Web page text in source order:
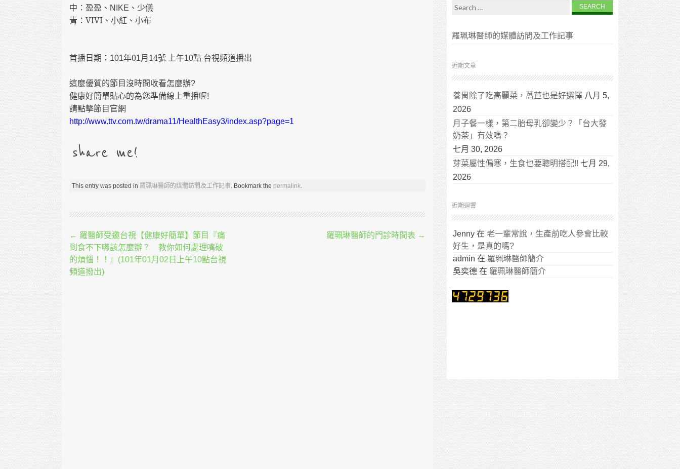
中：盈盈、 NIKE 、少儀
青： VIVI 、小紅、小布
首播日期： 101年01月14號 上午10點 台視頻道播出
這麼優質的節目沒時間收看怎麼辦?
健康好簡單貼心的為您準備線上重播喔!
請點擊節目官網
http://www.ttv.com.tw/drama11/HealthEasy3/index.asp?page=1
share me!
This entry was posted in 羅珮琳醫師的媒體訪問及工作記事. Bookmark the permalink.
Post navigation
← 羅醫師受邀台視【健康好簡單】節目『痛
到食不下嚥該怎麼辦？ 教你如何處理嘴破
的煩惱！！』(101年01月02日上午10點台視
頻道撥出)
羅珮琳醫師的門診時間表 →
Search for:
羅珮琳醫師的媒體訪問及工作記事
近期文章
養胃除了吃高麗菜，萵苣也是好選擇 八月 5,
2026
月子餐一樣，第二胎母乳卻變少？「台大發
奶茶」有效嗎？
七月 30, 2026
芽菜屬性偏寒，生食也要聰明搭配!! 七月 29,
2026
近期迴響
Jenny 在 老一輩常說，生產前吃人參會比較
好生，是真的嗎?
admin 在 羅珮琳醫師簡介
吳奕德 在 羅珮琳醫師簡介